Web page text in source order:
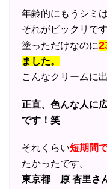
年齢的にもうシミ
それがビックリです
塗っただけなのに
ました。
こんなクリームに
正直、色んな人に
です！笑
それくらい短期間
たかったです。
東京都 原 杏里さ